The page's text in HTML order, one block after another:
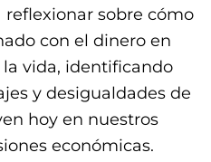
reflexionar sobre cómo
con el dinero en
vida, identificando
y desigualdades de
hoy en nuestros
económicas.